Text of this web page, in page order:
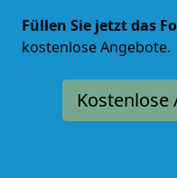
Füllen Sie jetzt das
kostenlose Angebote.
Kostenlose